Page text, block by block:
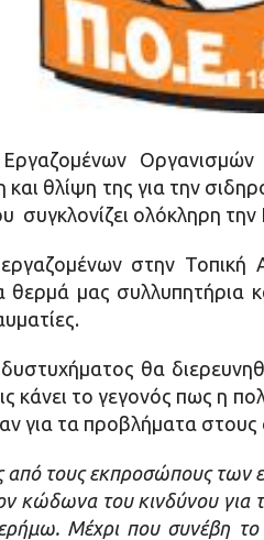
θλίψη της για την
συγκλονίζει ολόκληρη την
στην Τοπική
μας συλλυπητήρια
θα
κάνει το γεγονός πως η
για τα προβλήματα
από τους εκπροσώπους των
κώδωνα του κινδύνου για
Μέχρι που συνέβη το